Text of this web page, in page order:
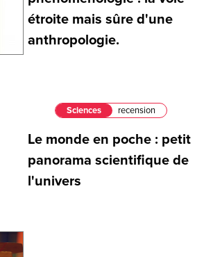
étroite mais sûre d'une
anthropologie.
Sciences recension
Le monde en poche : petit
panorama scientifique de
l'univers